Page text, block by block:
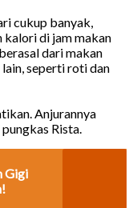
cukup banyak,
kalori di jam makan
dari makan
lain, seperti roti dan
Anjurannya
Rista.
Gigi